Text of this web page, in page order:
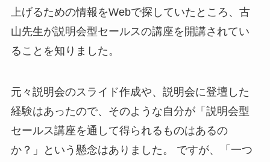
上げるための情報をWebで探していたところ、古
山先生が説明会型セールスの講座を開講されてい
ることを知りました。
元々説明会のスライド作成や、説明会に登壇した
経験はあったので、そのような自分が「説明会型
セールス講座を通して得られるものはあるの
か？」という懸念はありました。 ですが、「一つ